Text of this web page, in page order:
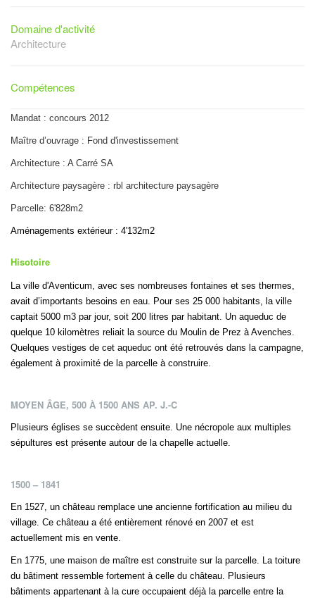
Domaine d'activité
Architecture
Compétences
Mandat : concours 2012
Maître d’ouvrage : Fond d'investissement
Architecture : A Carré SA
Architecture paysagère : rbl architecture paysagère
Parcelle: 6'828m2
Aménagements extérieur : 4'132m2
Hisotoire
La ville d'Aventicum, avec ses nombreuses fontaines et ses thermes,
avait d’importants besoins en eau. Pour ses 25 000 habitants, la ville
captait 5000 m3 par jour, soit 200 litres par habitant. Un aqueduc de
quelque 10 kilomètres reliait la source du Moulin de Prez à Avenches.
Quelques vestiges de cet aqueduc ont été retrouvés dans la campagne,
également à proximité de la parcelle à construire.
MOYEN ÂGE, 500 À 1500 ANS AP. J.-C
Plusieurs églises se succèdent ensuite. Une nécropole aux multiples
sépultures est présente autour de la chapelle actuelle.
1500 – 1841
En 1527, un château remplace une ancienne fortification au milieu du
village. Ce château a été entièrement rénové en 2007 et est
actuellement mis en vente.
En 1775, une maison de maître est construite sur la parcelle. La toiture
du bâtiment ressemble fortement à celle du château. Plusieurs
bâtiments appartenant à la cure occupaient déjà la parcelle entre la